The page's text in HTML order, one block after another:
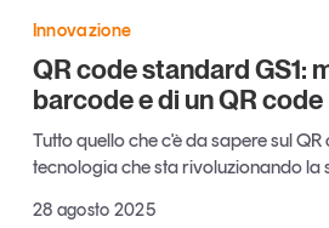
Innovazione
QR code standard GS1:
barcode e di un QR code
Tutto quello che c'è da sapere sul
tecnologia che sta rivoluzionando la
28 agosto 2025